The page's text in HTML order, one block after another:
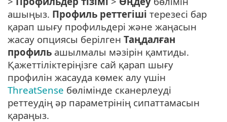
ашыңыз. Профиль реттегіші терезесі бар
қарап шығу профильдері және жаңасын
жасау опциясы берілген Таңдалған
профиль ашылмалы мәзірін қамтиды.
Қажеттіліктеріңізге сай қарап шығу
профилін жасауда көмек алу үшін
ThreatSense бөлімінде сканерлеуді
реттеудің әр параметрінің сипаттамасын
қараңыз.